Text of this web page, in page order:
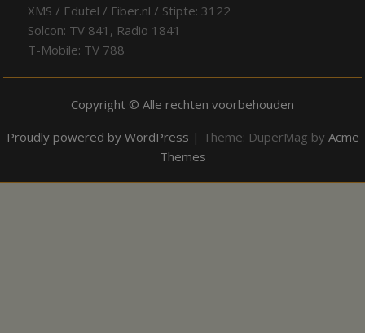
XMS / Edutel / Fiber.nl / Stipte: 3122
Solcon: TV 841, Radio 1841
T-Mobile: TV 788
Copyright © Alle rechten voorbehouden
Proudly powered by WordPress | Theme: DuperMag by Acme
Themes